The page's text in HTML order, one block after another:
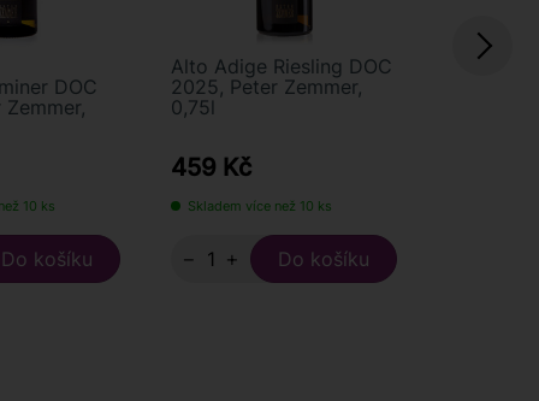
DOC
10 ks
Alto Adige Riesling DOC
2025, Peter Zemmer,
0,75l
459 Kč
Skladem více než 10 ks
− +
Alto